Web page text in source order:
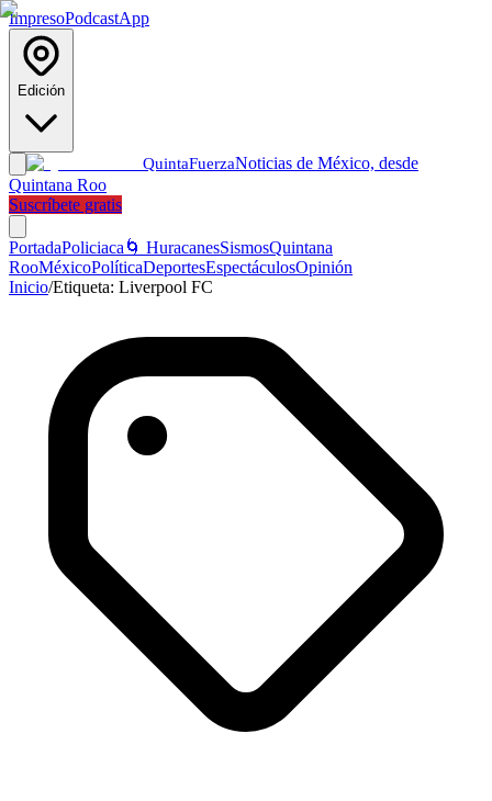
ImpresoPodcastApp
Edición
QuintaFuerzaNoticias de México, desde
Quintana Roo
Suscríbete gratis
PortadaPoliciaca 🌀 HuracanesSismosQuintana
RooMéxicoPolíticaDeportesEspectáculosOpinión
Inicio/Etiqueta: Liverpool FC